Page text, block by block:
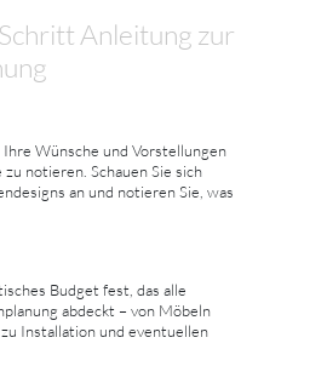
Anleitung zur
Ihre Wünsche und Vorstellungen
notieren. Schauen Sie sich
an und notieren Sie, was
Budget fest, das alle
abdeckt – von Möbeln
Installation und eventuellen